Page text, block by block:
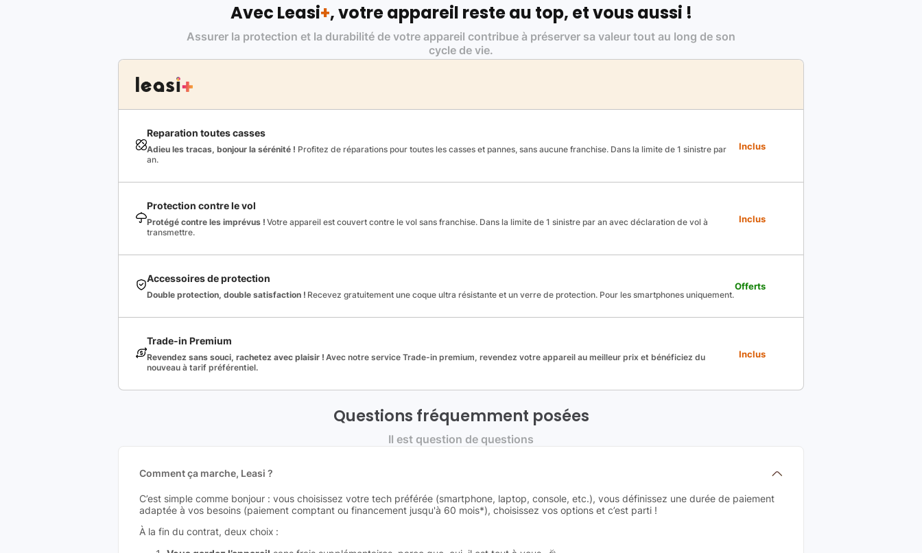
Avec Leasi+, votre appareil reste au top, et vous aussi !
Assurer la protection et la durabilité de votre appareil contribue à préserver sa valeur tout au long de son
cycle de vie.
Reparation toutes casses
Adieu les tracas, bonjour la sérénité ! Profitez de réparations pour toutes les casses et pannes, sans aucune franchise. Dans la limite de 1 sinistre par
an.
Inclus
Protection contre le vol
Protégé contre les imprévus ! Votre appareil est couvert contre le vol sans franchise. Dans la limite de 1 sinistre par an avec déclaration de vol à
transmettre.
Inclus
Accessoires de protection
Double protection, double satisfaction ! Recevez gratuitement une coque ultra résistante et un verre de protection. Pour les smartphones uniquement.
Offerts
Trade-in Premium
Revendez sans souci, rachetez avec plaisir ! Avec notre service Trade-in premium, revendez votre appareil au meilleur prix et bénéficiez du
nouveau à tarif préférentiel.
Inclus
Questions fréquemment posées
Il est question de questions
Comment ça marche, Leasi ?
C’est simple comme bonjour : vous choisissez votre tech préférée (smartphone, laptop, console, etc.), vous définissez une durée de paiement
adaptée à vos besoins (paiement comptant ou financement jusqu'à 60 mois*), choisissez vos options et c’est parti !
À la fin du contrat, deux choix :